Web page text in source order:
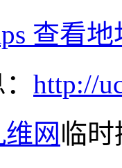
查看
http://
维网 临